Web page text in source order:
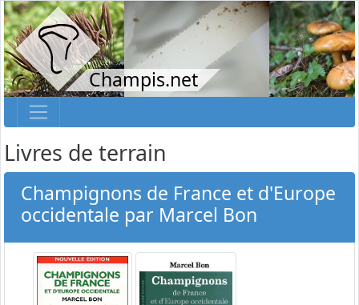
Champis.net
Livres de terrain
Champignons de France et d'Europe
occidentale par Marcel Bon